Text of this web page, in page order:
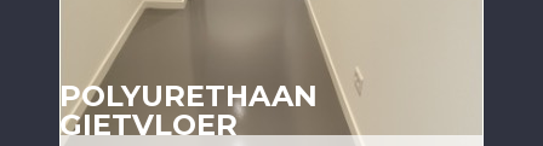
POLYURETHAAN
GIETVLOER